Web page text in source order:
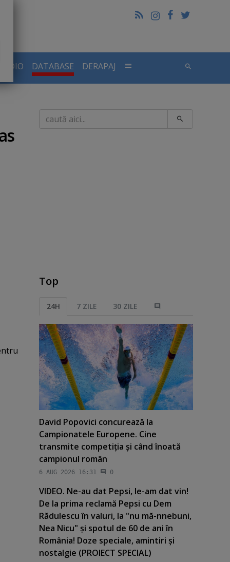
DATABASE DERAPAJ
Caută
Top
24H 7 ZILE 30 ZILE
David Popovici concurează la
Campionatele Europene. Cine
transmite competiţia şi când înoată
campionul român
6 AUG 2026 16:31 0
VIDEO. Ne-au dat Pepsi, le-am dat vin!
De la prima reclamă Pepsi cu Dem
Rădulescu în valuri, la "nu mă-nnebuni,
Nea Nicu" şi spotul de 60 de ani în
România! Doze speciale, amintiri şi
nostalgie (PROIECT SPECIAL)